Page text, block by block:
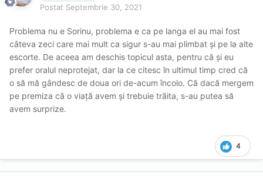
Postat Septembrie 30, 2021
Problema nu e Sorinu, problema e ca pe langa el au mai fost
câteva zeci care mai mult ca sigur s-au mai plimbat și pe la alte
escorte. De aceea am deschis topicul asta, pentru că și eu
prefer oralul neprotejat, dar la ce citesc în ultimul timp cred că
o să mă gândesc de doua ori de-acum încolo. Că dacă mergem
pe premiza că o viață avem și trebuie trăita, s-au putea să
avem surprize.
4